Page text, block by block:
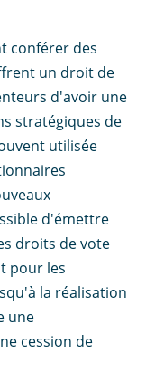
conférer des
un droit de
d'avoir une
stratégiques de
utilisée
d'émettre
droits de vote
pour les
la réalisation
une
cession de